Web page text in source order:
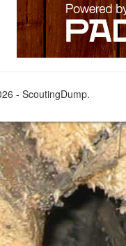
- ScoutingDump.